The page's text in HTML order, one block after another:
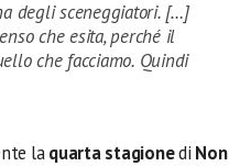
degli sceneggiatori. […]
che esita, perché il
che facciamo. Quindi
laquarta stagionedi Non